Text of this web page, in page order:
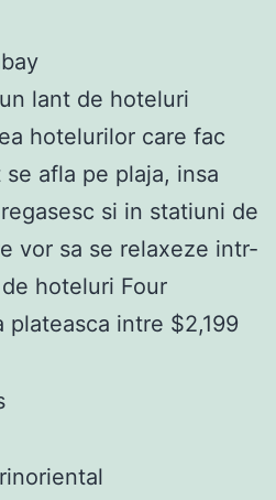
lant de hoteluri
hotelurilor care fac
afla pe plaja, insa
si in statiuni de
vor sa se relaxeze intr-
hoteluri Four
plateasca intre $2,199